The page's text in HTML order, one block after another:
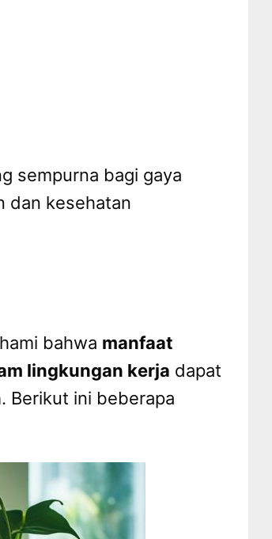
sempurna bagi gaya
dan kesehatan
bahwa manfaat
lingkungan kerja dapat
. Berikut ini beberapa